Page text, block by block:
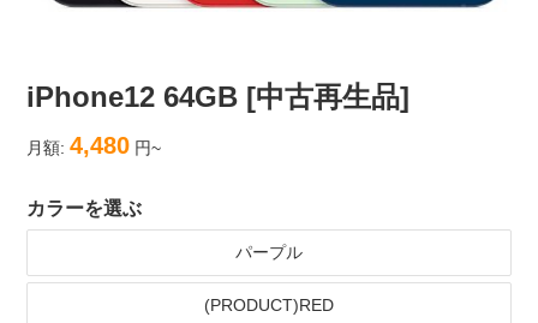
iPhone12 64GB [中古再生品]
月額: 4,480 円~
カラーを選ぶ
パープル
(PRODUCT)RED